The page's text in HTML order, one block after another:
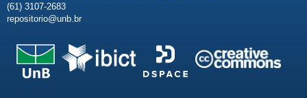
(61) 3107-2683
repositorio@unb.br